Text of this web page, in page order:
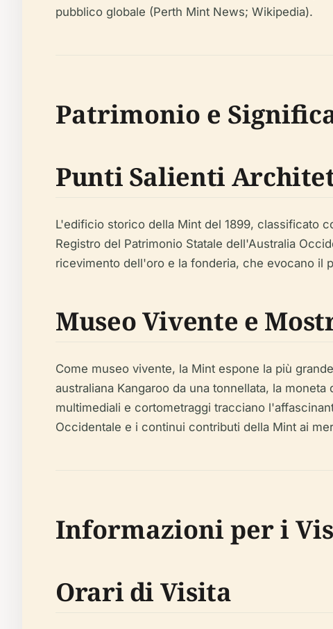
pubblico globale (Perth Mint News; Wikipedia).
Patrimonio e
Punti Salienti
L'edificio storico della Mint del 1899, classificato
Registro del Patrimonio Statale dell'Australia
ricevimento dell'oro e la fonderia, che evocano il
Museo Vivente e
Come museo vivente, la Mint espone la più
australiana Kangaroo da una tonnellata, la
multimediali e cortometraggi tracciano
Occidentale e i continui contributi della Mint ai
Informazioni per i
Orari di Visita